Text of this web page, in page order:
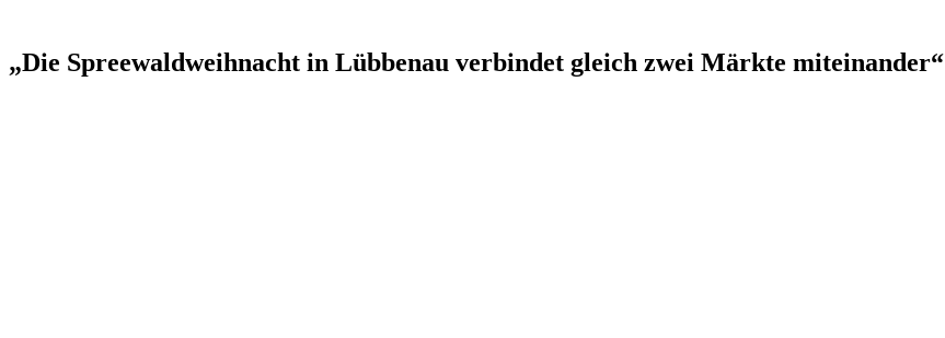
„Die Spreewaldweihnacht in Lübbenau verbindet gleich zwei Märkte miteinander“